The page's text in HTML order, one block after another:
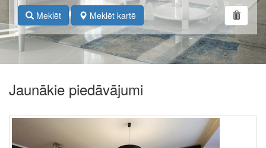
Meklēt Meklēt kartē
Jaunākie piedāvājumi